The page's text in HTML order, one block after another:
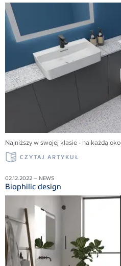
Najniższy w swojej klasie - na każdą
CZYTAJ ARTYKUŁ
02.12.2022 – NEWS
Biophilic design